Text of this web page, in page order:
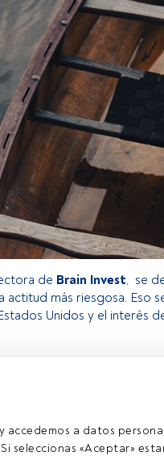
accedemos a datos
seleccionas «Aceptar»
de Brain Invest, se
actitud más riesgosa. Eso
Unidos y el interés
de FundsPeople.
que ofrece